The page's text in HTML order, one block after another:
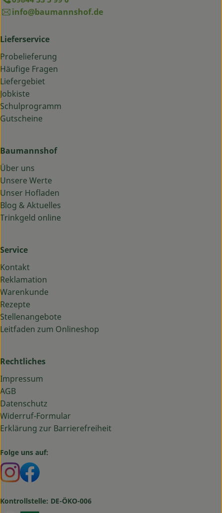
info@baumannshof.de
Lieferservice
Probelieferung
Häufige Fragen
Liefergebiet
Jobkiste
Schulprogramm
Gutscheine
Baumannshof
Über uns
Unsere Werte
Unser Hofladen
Blog & Aktuelles
Trinkgeld online
Service
Kontakt
Reklamation
Warenkunde
Rezepte
Stellenangebote
Leitfaden zum Onlineshop
Rechtliches
Impressum
AGB
Datenschutz
Widerruf-Formular
Erklärung zur Barrierefreiheit
Folge uns auf:
Externer Link zu https://www.instagram.com/
Externer Link zu https://www.facebook.com/
Kontrollstelle: DE-ÖKO-006